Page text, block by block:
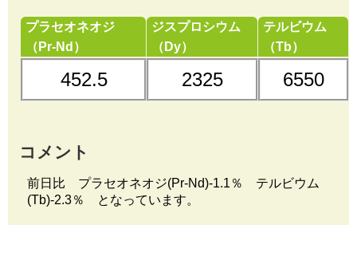
プラセオネオジ
（Pr-Nd）
452.5
ジスプロシウム
（Dy）
2325
テルビウム
（Tb）
6550
コメント
前日比 プラセオネオジ(Pr-Nd)-1.1％ テルビウム
(Tb)-2.3％ となっています。